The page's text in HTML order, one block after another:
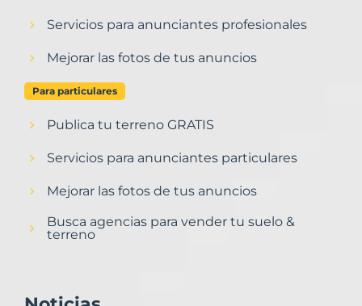
Servicios para anunciantes profesionales
Mejorar las fotos de tus anuncios
Para particulares
Publica tu terreno GRATIS
Servicios para anunciantes particulares
Mejorar las fotos de tus anuncios
Busca agencias para vender tu suelo &
terreno